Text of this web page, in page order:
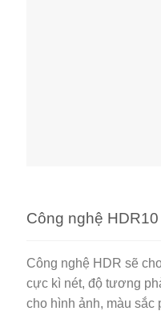
Công nghệ HDR10
Công nghệ HDR sẽ
cực kì nét, độ tương
cho hình ảnh, màu sắc